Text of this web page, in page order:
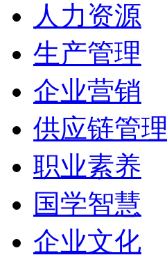
人力资源
生产管理
企业营销
供应链管理
职业素养
国学智慧
企业文化